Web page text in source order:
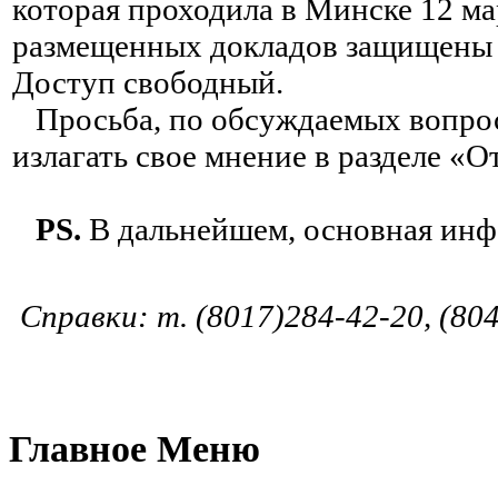
которая проходила в Минске 12
размещенных докладов защищены
Доступ свободный.
Просьба, по обсуждаемых
излагать свое мнение в разделе
PS. В дальнейшем, основная
Cправки: т. (8017)284-42-20,
Главное Меню